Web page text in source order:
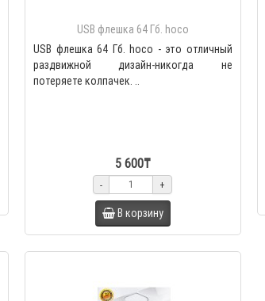
USB флешка 64 Гб. hoco
USB флешка 64 Гб. hoco - это отличный
раздвижной дизайн-никогда не
потеряете колпачек. ..
5 600₸
- +
В корзину